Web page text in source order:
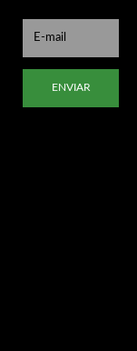
ENVIAR